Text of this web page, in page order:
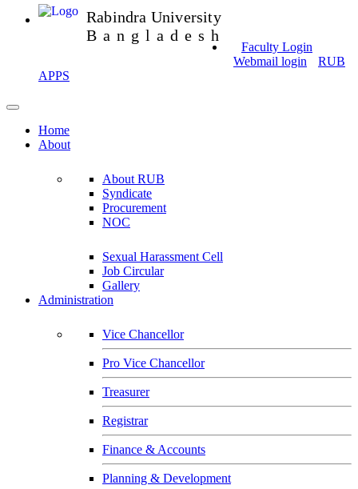
Rabindra University
Bangladesh
Faculty Login
Webmail login
RUB
APPS
Home
About
About RUB
Syndicate
Procurement
NOC
Sexual Harassment Cell
Job Circular
Gallery
Administration
Vice Chancellor
Pro Vice Chancellor
Treasurer
Registrar
Finance & Accounts
Planning & Development